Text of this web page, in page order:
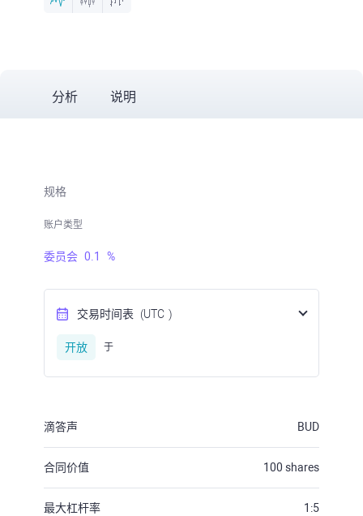
分析 说明
规格
账户类型
委员会 0.1 %
交易时间表 (UTC )
开放 于
滴答声 BUD
合同价值 100 shares
最大杠杆率 1:5